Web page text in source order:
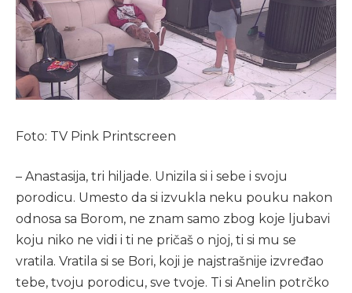
Foto: TV Pink Printscreen
– Anastasija, tri hiljade. Unizila si i sebe i svoju
porodicu. Umesto da si izvukla neku pouku nakon
odnosa sa Borom, ne znam samo zbog koje ljubavi
koju niko ne vidi i ti ne pričaš o njoj, ti si mu se
vratila. Vratila si se Bori, koji je najstrašnije izvređao
tebe, tvoju porodicu, sve tvoje. Ti si Anelin potrčko